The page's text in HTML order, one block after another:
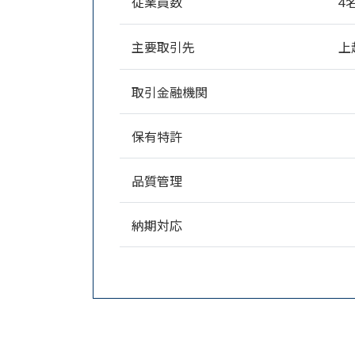
主要取引先
取引金融機関
保有特許
品質管理
納期対応